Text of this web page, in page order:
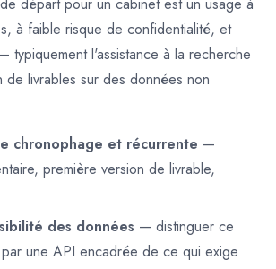
à faible risque de confidentialité, et
typiquement l'assistance à la recherche
livrables sur des données non
chronophage et récurrente —
première version de livrable,
des données — distinguer ce
une API encadrée de ce qui exige